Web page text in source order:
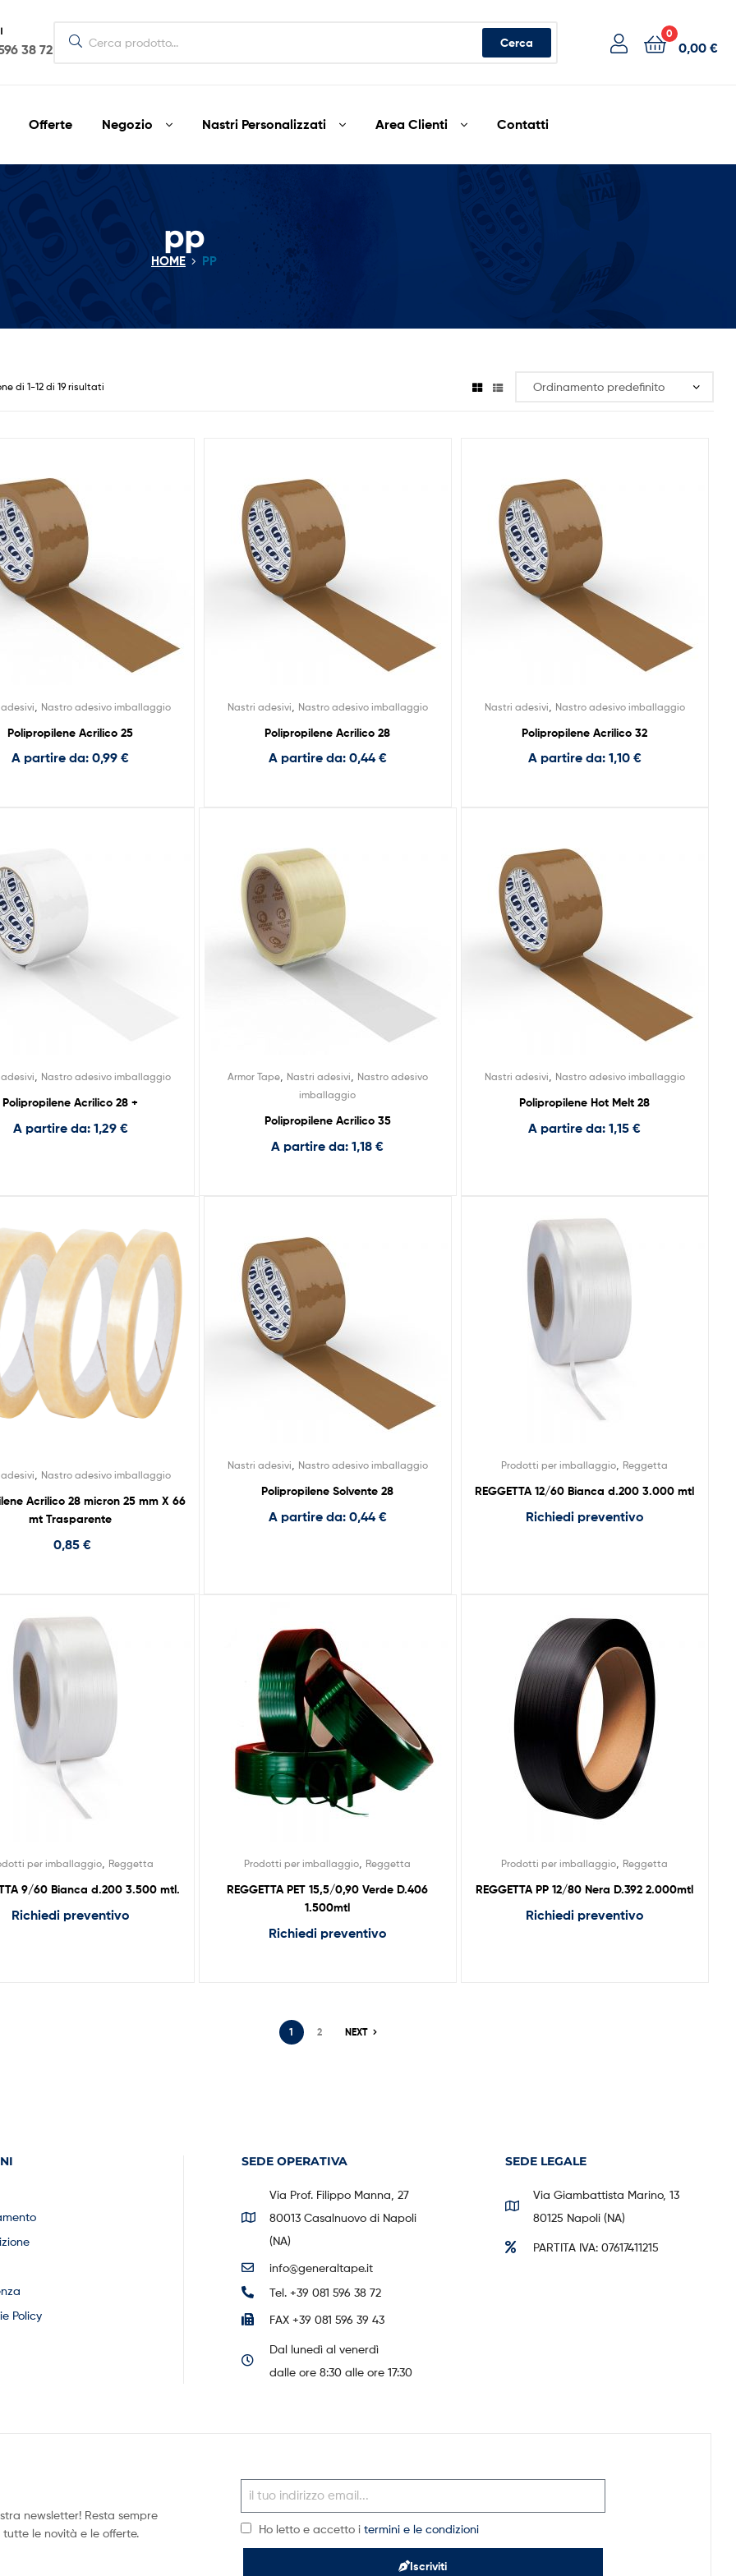
38 72 Cerca
0
0,00 €
Offerte Negozio Nastri Personalizzati Area Clienti Contatti
pp
HOME PP
di 1-12 di 19 risultati
Nastro adesivo imballaggio
Polipropilene Acrilico 25
A partire da: 0,99€
Nastri adesivi Nastro adesivo imballaggio
Polipropilene Acrilico 28
A partire da: 0,44 €
Nastri adesivi Nastro adesivo imballaggio
Polipropilene Acrilico 32
A partire da: 1,10 €
, Nastro adesivo imballaggio
Polipropilene Acrilico 28 +
A partire da: 1,29 €
Armor Tape, Nastri adesivi, Nastro adesivo
imballaggio
Polipropilene Acrilico 35
A partire da: 1,18€
Nastri adesivi, Nastro adesivo imballaggio
Polipropilene Hot Melt 28
A partire da: 1,15€
Nastro adesivo imballaggio
Acrilico 28 micron 25 mm X 66
mt Trasparente
0,85 €
Nastri adesivi Nastro adesivo imballaggio
Polipropilene Solvente 28
A partire da: 0,44 €
Prodotti per imballaggio Reggetta
REGGETTA 12/60 Bianca d.200 3.000 mtl
Richiedi preventivo
per imballaggio Reggetta
9/60 Bianca d.200 3.500 mtl.
Richiedi preventivo
Prodotti per imballaggio Reggetta
REGGETTA PET 15,5/0,90 Verde D.406
1.500mtl
Richiedi preventivo
Prodotti per imballaggio Reggetta
REGGETTA PP 12/80 Nera D.392 2.000mtl
Richiedi preventivo
1 2 NEXT
Policy
SEDE OPERATIVA
Via Prof. Filippo Manna, 27
80013 Casalnuovo di Napoli
(NA)
info@generaltape.it
Tel. +39 081 596 38 72
FAX +39 081 596 39 43
Dal lunedì al venerdì
dalle ore 8:30 alle ore 17:30
SEDE LEGALE
Via Giambattista Marino, 13
80125 Napoli (NA)
PARTITA IVA: 07617411215
newsletter! Resta sempre
le novità e le offerte.
Ho letto e accetto itermini e le condizioni
Iscriviti